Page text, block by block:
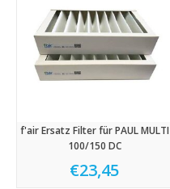
f'air Ersatz Filter für PAUL MULTI
100/150 DC
€23,45